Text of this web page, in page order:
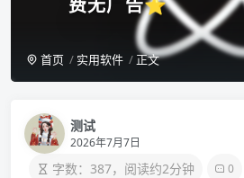
费无广告⭐
首页 实用软件 正文
测试
2026年7月7日
字数：387，阅读约2分钟 0